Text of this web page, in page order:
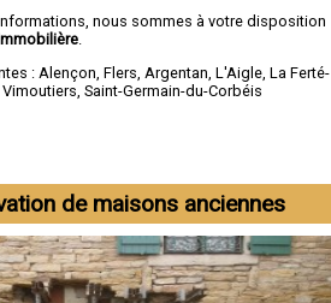
nous sommes à votre disposition
: Alençon ,Flers Argentan ,L'Aigle ,La Ferté-
,Vimoutiers ,Saint-Germain-du-Corbéis
de maisons anciennes